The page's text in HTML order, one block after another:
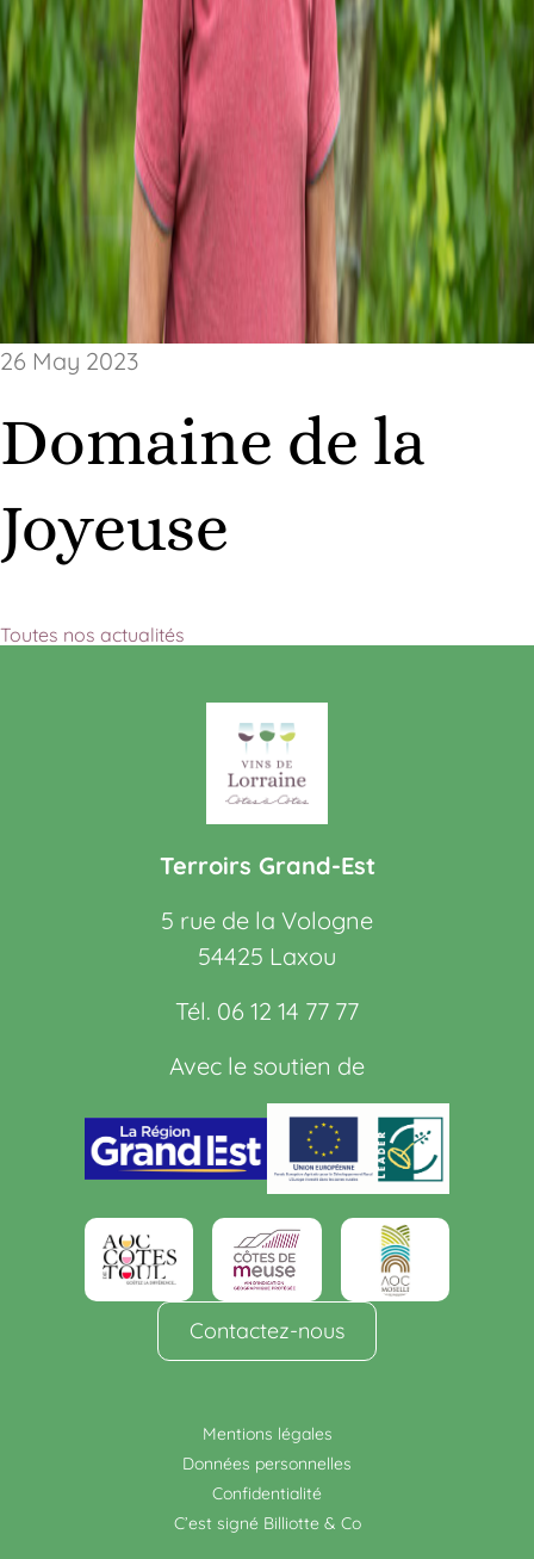
26 May 2023
Domaine de la
Joyeuse
Toutes nos actualités
Terroirs Grand-Est
5 rue de la Vologne
54425 Laxou
Tél. 06 12 14 77 77
Avec le soutien de
Contactez-nous
Mentions légales
Données personnelles
Confidentialité
C’est signé Billiotte & Co